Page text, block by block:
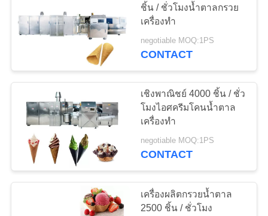
ใบ
เสนอ
ราคา
แผนผัง
ชิ้น / ชั่วโมงน้ำตาลกรวย
เครื่องทำ
negotiable MOQ:1PS
CONTACT
เชิงพาณิชย์ 4000 ชิ้น / ชั่ว
โมงไอศครีมโคนน้ำตาล
เครื่องทำ
negotiable MOQ:1PS
CONTACT
เครื่องผลิตกรวยน้ำตาล
2500 ชิ้น / ชั่วโมง